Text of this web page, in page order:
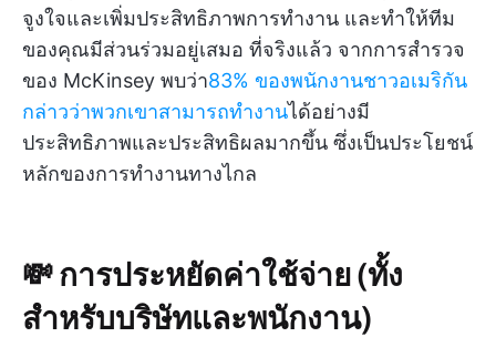
จูงใจและเพิ่มประสิทธิภาพการทำงาน และทำให้ทีม
ของคุณมีส่วนร่วมอยู่เสมอ ที่จริงแล้ว จากการสำรวจ
ของ McKinsey พบว่า83% ของพนักงานชาวอเมริกัน
กล่าวว่าพวกเขาสามารถทำงานได้อย่างมี
ประสิทธิภาพและประสิทธิผลมากขึ้น ซึ่งเป็นประโยชน์
หลักของการทำงานทางไกล
💸 การประหยัดค่าใช้จ่าย (ทั้ง
สำหรับบริษัทและพนักงาน)